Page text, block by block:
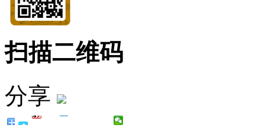
扫描二维码
分享